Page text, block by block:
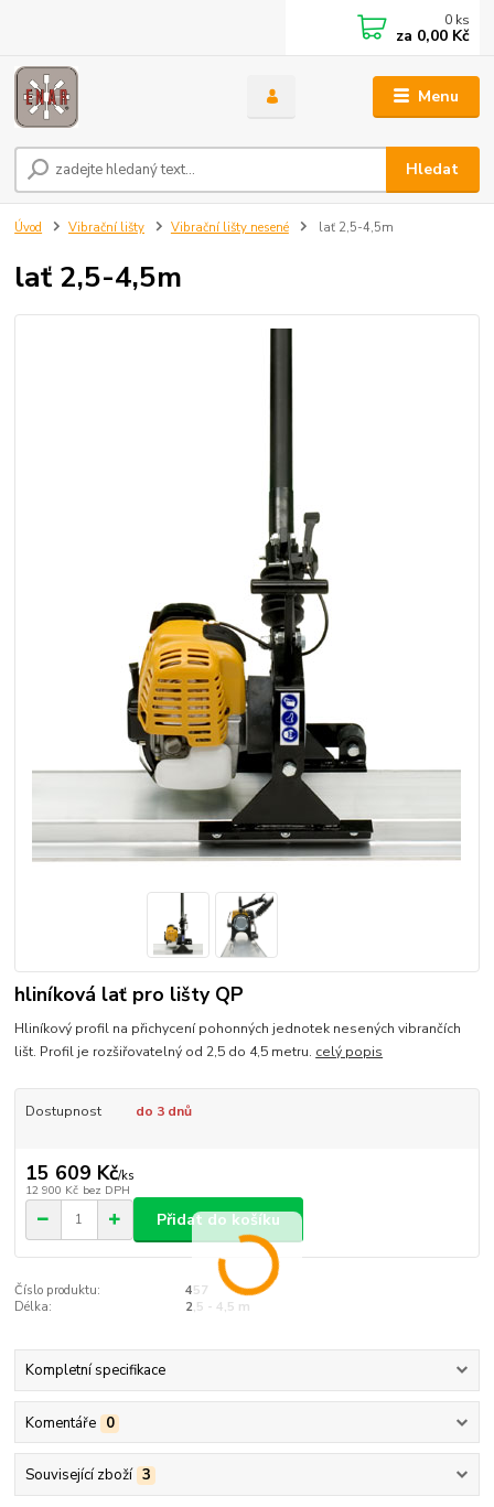
Menu
Hledat
0 ks
za 0,00 Kč
Úvod Vibrační lišty Vibrační lišty nesené lať 2,5-4,5m
lať 2,5-4,5m
hliníková lať pro lišty QP
Hliníkový profil na přichycení pohonných jednotek nesených vibrančích
lišt. Profil je rozšiřovatelný od 2,5 do 4,5 metru. celý popis
Dostupnost do 3 dnů
15 609 Kč/ks
12 900 Kč bez DPH
Přidat do košíku
Číslo produktu:
457
Délka:
2,5 - 4,5 m
Kompletní specifikace
Komentáře 0
Související zboží 3